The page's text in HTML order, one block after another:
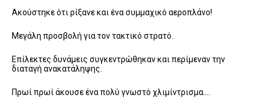
Ακούστηκε ότι ρίξανε και ένα συμμαχικό αεροπλάνο!
Μεγάλη προσβολή για τον τακτικό στρατό.
Επίλεκτες δυνάμεις συγκεντρώθηκαν και περίμεναν την
διαταγή ανακατάληψης.
Πρωί πρωί άκουσε ένα πολύ γνωστό χλιμίντρισμα….